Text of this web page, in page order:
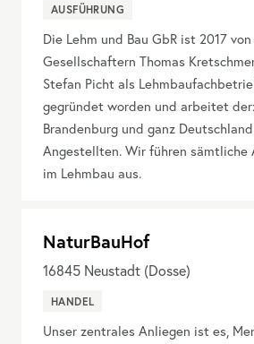
AUSFÜHRUNG
Die Lehm und Bau GbR ist 2017
Gesellschaftern Thomas
Stefan Picht als
gegründet worden und arbeitet
Brandenburg und ganz
Angestellten. Wir führen sämtliche
im Lehmbau aus.
NaturBauHof
16845 Neustadt (Dosse)
HANDEL
Unser zentrales Anliegen ist es,